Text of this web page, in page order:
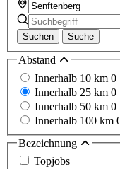
Suchen Suche
Abstand
Innerhalb 10 km 0
Innerhalb 25 km 0
Innerhalb 50 km 0
Innerhalb 100 km
Bezeichnung
Topjobs